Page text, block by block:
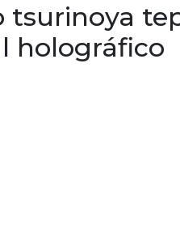
tsurinoya
holográfico